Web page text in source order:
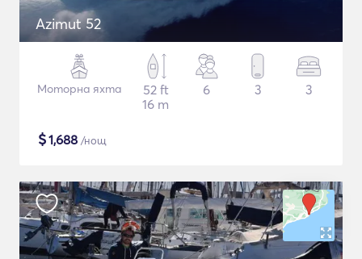
Azimut 52
Моторна яхта
52 ft
16 m
6 3 3
$1,688 /нощ